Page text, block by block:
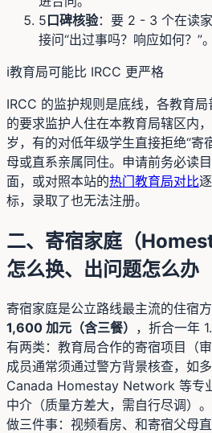
5口碑核验：要 2 - 3 个在读
接问“出过事吗？响应如何？”。
ℹ️教育局可能比 IRCC 更严格
IRCC 的监护规则是底线，各教育
的要求监护人住在本教育局辖区内
岁，有的对低年级学生直接拒绝“寄
母或直系亲属同住。申请前务必读
面，或对照本站的热门教育局对比
标，录取了也无法注册。
二、寄宿家庭（
怎么换、出问题怎么办
寄宿家庭是公立路线最主流的住宿方
1,600 加元（含三餐） ，折合一年
有两类：教育局合作的寄宿项目（
成员通常须通过警方背景核查，如
Canada Homestay Network 等专
中介（质量方差大，需自行尽调）
做三件事：视频看房、和寄宿父母